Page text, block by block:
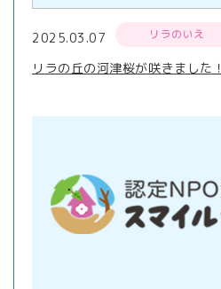
2025.03.07 リラのいえ
リラの丘の河津桜が咲きました！